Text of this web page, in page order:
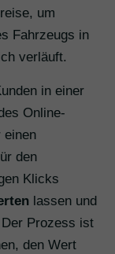
um
Fahrzeugs in
verläuft.
in einer
Online-
einen
den
Klicks
lassen und
Prozess ist
den Wert